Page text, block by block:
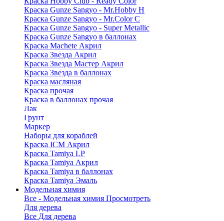
Краска Gunze Sangyo - Mr.Hobby H
Краска Gunze Sangyo - Mr.Color C
Краска Gunze Sangyo - Super Metallic
Краска Gunze Sangyo в баллонах
Краска Machete Акрил
Краска Звезда Акрил
Краска Звезда Мастер Акрил
Краска Звезда в баллонах
Краска масляная
Краска прочая
Краска в баллонах прочая
Лак
Грунт
Маркер
Наборы для кораблей
Краска ICM Акрил
Краска Tamiya LP
Краска Tamiya Акрил
Краска Tamiya в баллонах
Краска Tamiya Эмаль
Модельная химия
Все - Модельная химия Просмотреть
Для дерева
Все Для дерева